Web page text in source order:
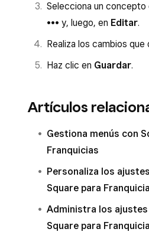
Selecciona un concepto
••• y, luego, en Editar.
Realiza los cambios que
Haz clic en Guardar.
Artículos
Gestiona menús con
Franquicias
Personaliza los
Square para
Administra los
Square para